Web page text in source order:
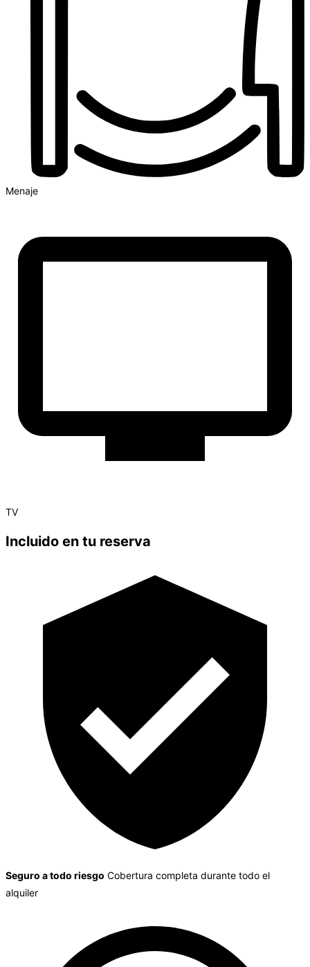
Menaje
TV
Incluido en tu reserva
Seguro a todo riesgo Cobertura completa durante todo el
alquiler